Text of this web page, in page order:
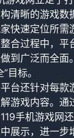
清晰的游戏数
快速定位所需
合过程中，平
到广泛而全面
目标。
台还针对每
游戏内容。通
手机游戏网
展示，进一步